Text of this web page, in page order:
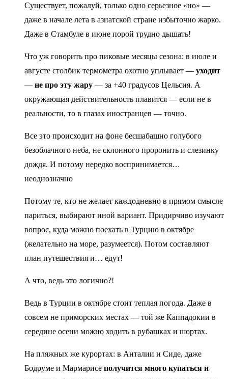
Существует, пожалуй, только одно серьезное «но» —
даже в начале лета в азиатской стране избыточно жарко.
Даже в Стамбуле в июне порой трудно дышать!
Что уж говорить про пиковые месяцы сезона: в июле и
августе столбик термометра охотно уплывает — уходит
— не про эту жару — за +40 градусов Цельсия. А
окружающая действительность плавится — если не в
реальности, то в глазах иностранцев — точно.
Все это происходит на фоне бесшабашно голубого
безоблачного неба, не склонного проронить и слезинку
дождя. И потому нередко воспринимается…
неоднозначно
Потому те, кто не желает каждодневно в прямом смысле
париться, выбирают иной вариант. Придирчиво изучают
вопрос, куда можно поехать в Турцию в октябре
(желательно на море, разумеется). Потом составляют
план путешествия и… едут!
А что, ведь это логично?!
Ведь в Турции в октябре стоит теплая погода. Даже в
совсем не приморских местах — той же Каппадокии в
середине осени можно ходить в рубашках и шортах.
На пляжных же курортах: в Анталии и Сиде, даже
Бодруме и Мармарисе получится много купаться и